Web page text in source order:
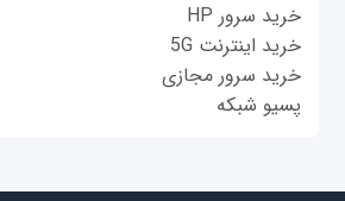
خرید سرور HP
خرید اینترنت 5G
خرید سرور مجازی
پسیو شبکه